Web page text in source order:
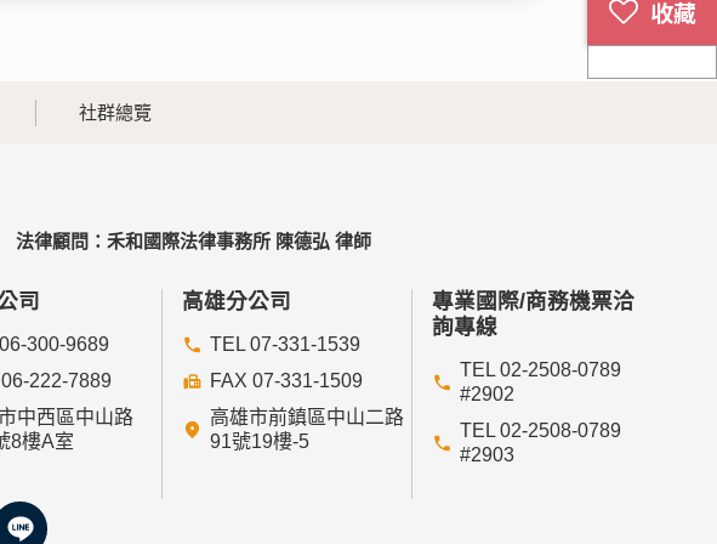
社群總覽
法律顧問：禾和國際法律事務所 陳德弘 律師
司
300-9689
222-7889
中西區中山路
8樓A室
高雄分公司
TEL 07-331-1539
FAX 07-331-1509
高雄市前鎮區中山二路
91號19樓-5
專業國際/商務機票洽
詢專線
TEL 02-2508-0789
#2902
TEL 02-2508-0789
#2903